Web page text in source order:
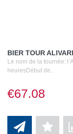
BIER TOUR
Le nom de la tournée:
heuresDébut de..
€67.08